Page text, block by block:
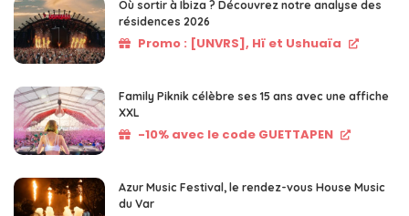
Où sortir à Ibiza ? Découvrez notre analyse des
résidences 2026
Promo : [UNVRS], Hï et Ushuaïa
Family Piknik célèbre ses 15 ans avec une affiche
XXL
-10% avec le code GUETTAPEN
Azur Music Festival, le rendez-vous House Music
du Var